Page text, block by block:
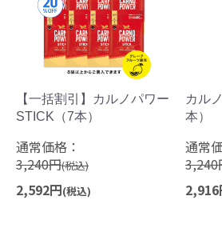
【一括割引】カルノパワー
STICK（7本）
通常価格：
3,240円(税込)
2,592円(税込)
カル
本）
通常
3,240
2,916